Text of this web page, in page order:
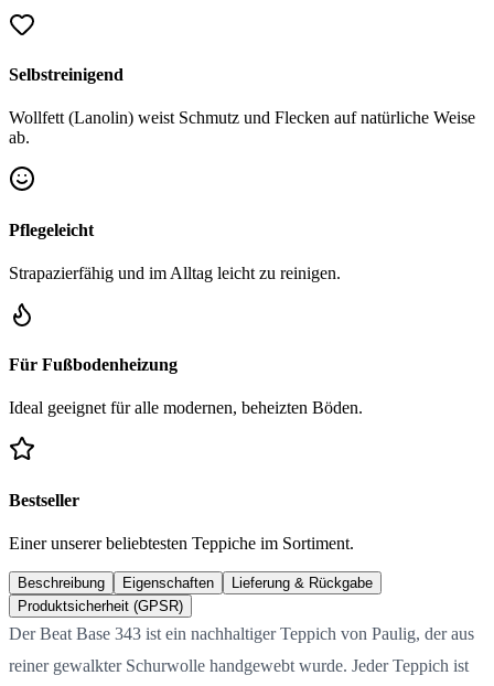
Selbstreinigend
Wollfett (Lanolin) weist Schmutz und Flecken auf natürliche Weise
ab.
Pflegeleicht
Strapazierfähig und im Alltag leicht zu reinigen.
Für Fußbodenheizung
Ideal geeignet für alle modernen, beheizten Böden.
Bestseller
Einer unserer beliebtesten Teppiche im Sortiment.
Beschreibung Eigenschaften
Lieferung & Rückgabe
Produktsicherheit (GPSR)
Der Beat Base 343 ist ein nachhaltiger Teppich von Paulig, der aus
reiner gewalkter Schurwolle handgewebt wurde. Jeder Teppich ist